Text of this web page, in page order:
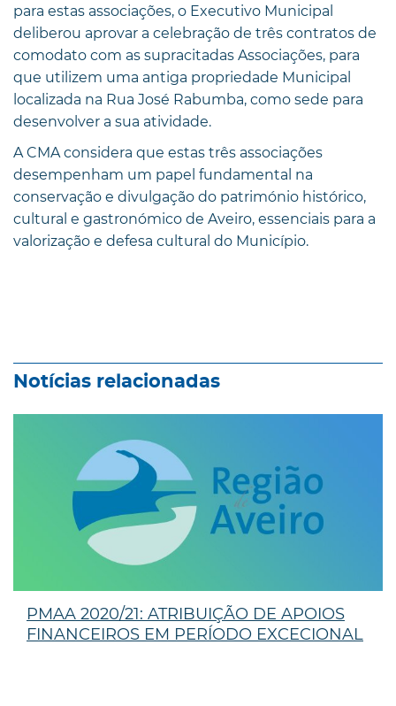
para estas associações, o Executivo Municipal
deliberou aprovar a celebração de três contratos de
comodato com as supracitadas Associações, para
que utilizem uma antiga propriedade Municipal
localizada na Rua José Rabumba, como sede para
desenvolver a sua atividade.
A CMA considera que estas três associações
desempenham um papel fundamental na
conservação e divulgação do património histórico,
cultural e gastronómico de Aveiro, essenciais para a
valorização e defesa cultural do Município.
Notícias relacionadas
PMAA 2020/21: ATRIBUIÇÃO DE APOIOS
FINANCEIROS EM PERÍODO EXCECIONAL